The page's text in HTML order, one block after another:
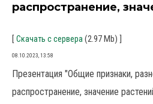
распространение,
[Скачать с сервера (2.97 Mb) ]
08.10.2023, 13:58
Презентация "Общие признаки,
распространение, значение